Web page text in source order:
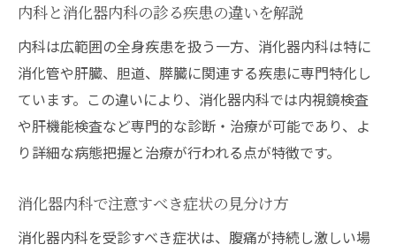
内科と消化器内科の診る疾患の違いを解説
内科は広範囲の全身疾患を扱う一方、消化器内科は特に
消化管や肝臓、胆道、膵臓に関連する疾患に専門特化し
ています。この違いにより、消化器内科では内視鏡検査
や肝機能検査など専門的な診断・治療が可能であり、よ
り詳細な病態把握と治療が行われる点が特徴です。
消化器内科で注意すべき症状の見分け方
消化器内科を受診すべき症状は、腹痛が持続し激しい場